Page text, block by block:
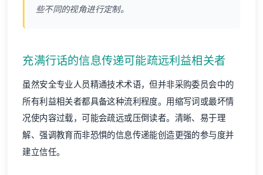
些不同的视角进行定制。
充满行话的信息传递可能疏远利益相关者
虽然安全专业人员精通技术术语，但并非采购委员会中的
所有利益相关者都具备这种流利程度。用缩写词或最坏情
况使内容过载，可能会疏远或压倒读者。清晰、易于理
解、强调教育而非恐惧的信息传递能创造更强的参与度并
建立信任。